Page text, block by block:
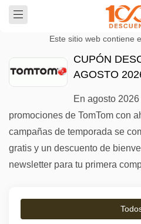
Este sitio web contiene
CUPÓN
AGOSTO
En agosto
promociones de TomTom con
campañas de temporada se
gratis y un descuento de
newsletter para tu primera